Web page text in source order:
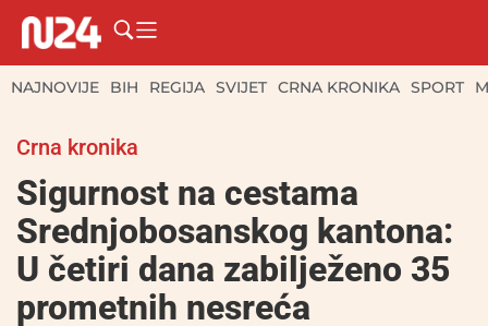
NAJNOVIJE BIH REGIJA SVIJET CRNA KRONIKA SPORT
Crna kronika
Sigurnost na cestama
Srednjobosanskog kantona:
U četiri dana zabilježeno 35
prometnih nesreća